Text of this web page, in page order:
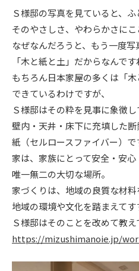
ニュース
資料請求・
Ｓ様邸の写真を見ていると、ふ
そのやさしさ、やわらかさにこ
なぜなんだろうと、もう一度写
「木と紙と土」だからなんです
もちろん日本家屋の多くは「
できているわけですが、
Ｓ様邸はその粋を見事に象徴し
壁内・天井・床下に充填した断
紙（セルロースファイバー）で
家は、家族にとって安全・安
唯一無二の大切な場所。
家づくりは、地域の良質な材料
地域の環境や文化を踏まえてす
Ｓ様邸はそのことを改めて教え
https://mizushimanoie.jp/